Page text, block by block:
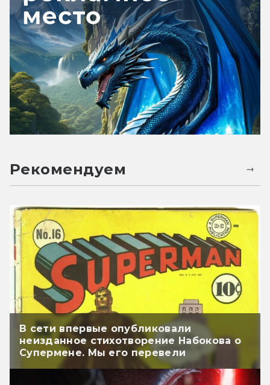
Рекомендуем
В сети впервые опубликовали
неизданное стихотворение Набокова о
Супермене. Мы его перевели